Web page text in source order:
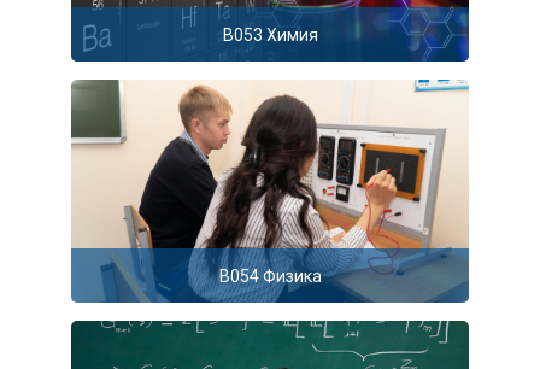
B053 Химия
B054 Физика